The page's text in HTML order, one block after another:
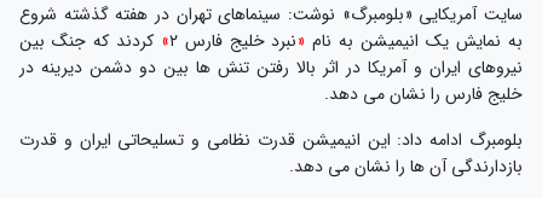
سایت آمریکایی «بلومبرگ» نوشت: سینماهای تهران در هفته گذشته شروع
به نمایش یک انیمیشن به نام «نبرد خلیج فارس ۲ » کردند که جنگ بین
نیروهای ایران و آمریکا در اثر بالا رفتن تنش ها بین دو دشمن دیرینه در
خلیج فارس را نشان می دهد.
بلومبرگ ادامه داد: این انیمیشن قدرت نظامی و تسلیحاتی ایران و قدرت
بازدارندگی آن ها را نشان می دهد.